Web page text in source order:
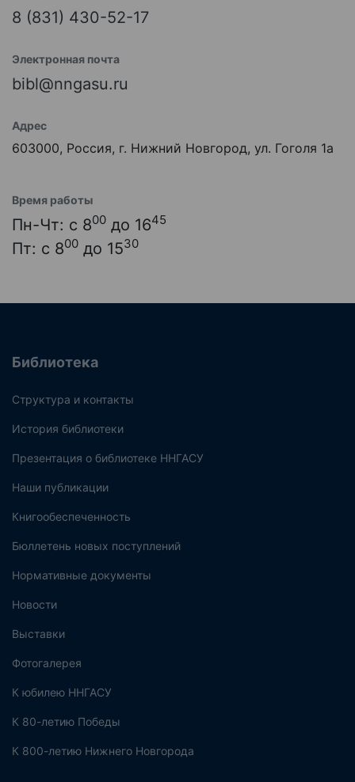
8 (831) 430-52-17
Электронная почта
bibl@nngasu.ru
Адрес
603000, Россия, г. Нижний Новгород, ул. Гоголя 1а
Время работы
Пн-Чт: с 800 до 1645
Пт: с 800 до 1530
Библиотека
Структура и контакты
История библиотеки
Презентация о библиотеке ННГАСУ
Наши публикации
Книгообеспеченность
Бюллетень новых поступлений
Нормативные документы
Новости
Выставки
Фотогалерея
К юбилею ННГАСУ
К 80-летию Победы
К 800-летию Нижнего Новгорода